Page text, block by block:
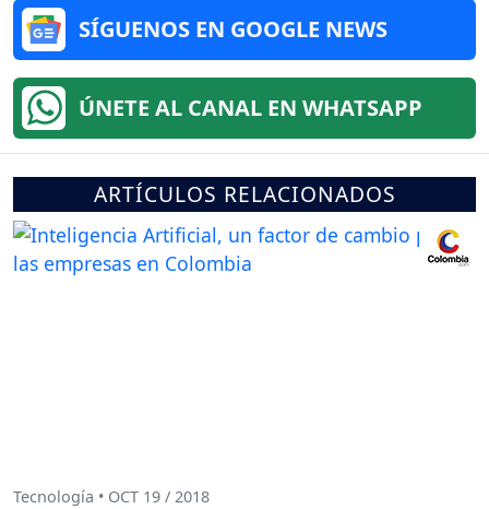
SÍGUENOS EN GOOGLE NEWS
ÚNETE AL CANAL EN WHATSAPP
ARTÍCULOS RELACIONADOS
Tecnología • OCT 19 / 2018